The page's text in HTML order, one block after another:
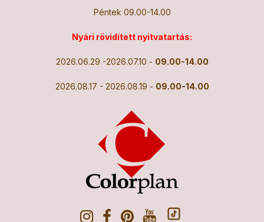
Péntek 09.00-14.00
Nyári rövidített nyitvatartás:
2026.06.29 -2026.07.10 - 09.00-14.00
2026.08.17 - 2026.08.19 - 09.00-14.00